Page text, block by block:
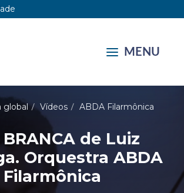
MENU
global Vídeos ABDA Filarmônica
BRANCA de Luiz
Orquestra ABDA
Filarmônica